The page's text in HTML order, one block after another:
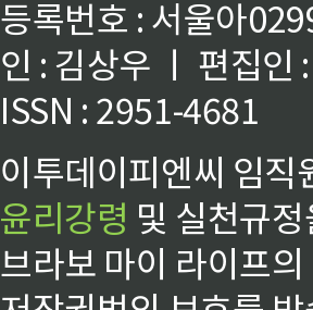
등록번호 : 서울아
인 : 김상우 ㅣ 편집인
ISSN : 2951-4681
이투데이피엔씨 임
윤리강령 및 실천규
브라보 마이 라이프